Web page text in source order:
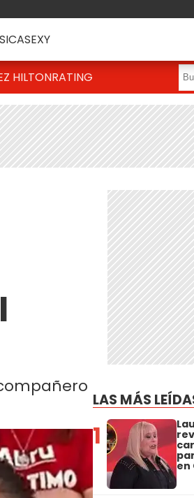
SEXY
HILTONRATING
LAS MÁS
1
en